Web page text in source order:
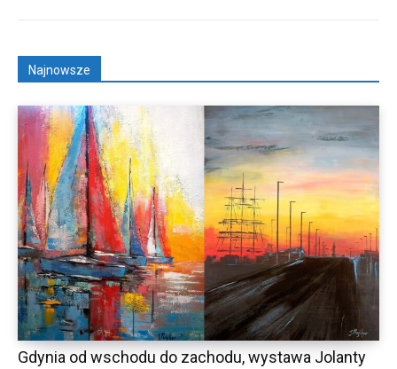
Najnowsze
Gdynia od wschodu do zachodu, wystawa Jolanty